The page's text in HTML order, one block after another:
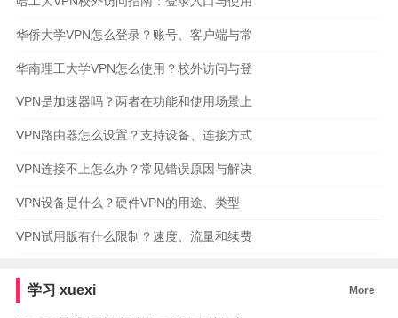
华侨大学VPN怎么登录？账号、客户端与常
华南理工大学VPN怎么使用？校外访问与登
VPN是加速器吗？两者在功能和使用场景上
VPN路由器怎么设置？支持设备、连接方式
VPN连接不上怎么办？常见错误原因与解决
VPN设备是什么？硬件VPN的用途、类型
VPN试用版有什么限制？速度、流量和续费
学习 xuexi More